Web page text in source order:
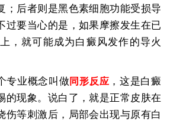
；后者则是黑色素细胞功能受损导
过要当心的是，如果摩擦发生在已
，就可能成为白癜风发作的导火
专业概念叫做 同形反应 ，这是白癜
的现象。说白了，就是正常皮肤在
伤等刺激后，局部会出现与原有白